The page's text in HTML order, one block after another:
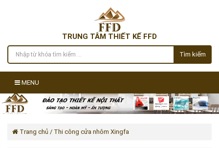
TRUNG TÂM THIẾT KẾ FFD
Tìm kiếm
MENU
Trang chủ / Thi công cửa nhôm Xingfa